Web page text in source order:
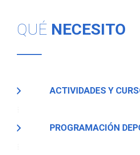
QUÉ NECESITO
ACTIVIDADES Y
PROGRAMACIÓN